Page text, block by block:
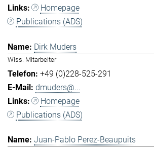
Homepage
Publications (ADS)
Dirk Muders
Wiss. Mitarbeiter
+49 (0)228-525-291
dmuders@...
Homepage
Publications (ADS)
Juan-Pablo Perez-Beaupuits